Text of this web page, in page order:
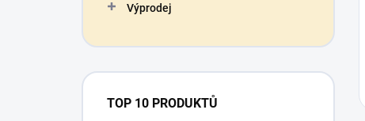
Výprodej
TOP 10 PRODUKTŮ